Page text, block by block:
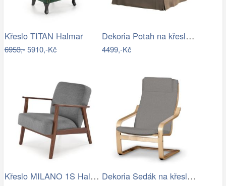
Křeslo TITAN Halmar
6953,-5910,-Kč
Dekoria Potah na křeslo IKEA Ektorp,…
4499,-Kč
Křeslo MILANO 1S Halmar Dekoria Sedák na křeslo IKEA Poäng II,…